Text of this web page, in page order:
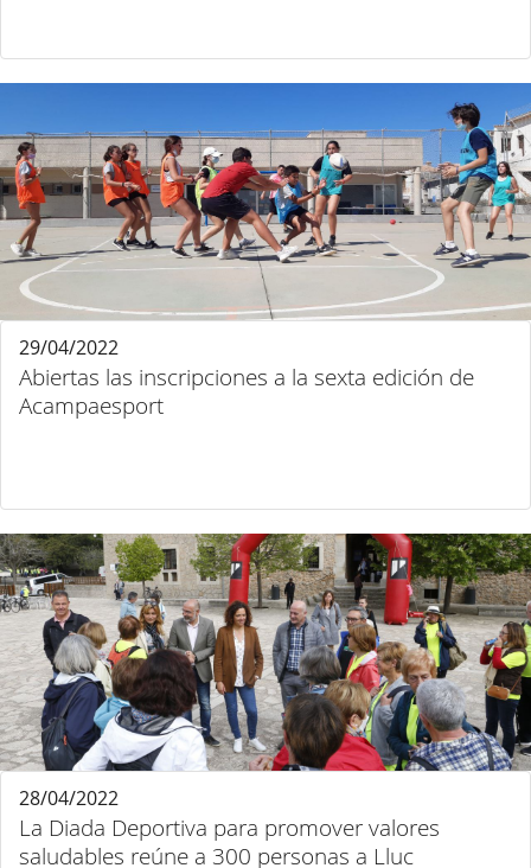
Abiertas las inscripciones a la sexta edición de
Acampaesport
29/04/2022
La Diada Deportiva para promover valores
saludables reúne a 300 personas a Lluc
28/04/2022